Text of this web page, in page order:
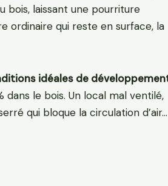
bois, laissant une pourriture
ordinaire qui reste en surface, la
idéales de
dans le bois. Un local mal ventilé,
qui bloque la circulation d’air…